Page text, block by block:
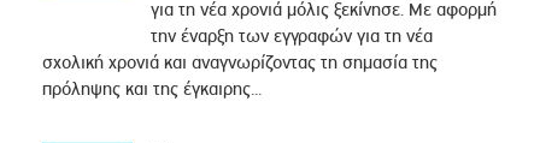
για τη νέα χρονιά μόλις ξεκίνησε. Με αφορμή
την έναρξη των εγγραφών για τη νέα
σχολική χρονιά και αναγνωρίζοντας τη σημασία της
πρόληψης και της έγκαιρης...